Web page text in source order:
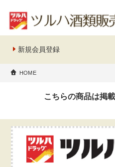
新規会員登録
HOME
こちらの商品は掲